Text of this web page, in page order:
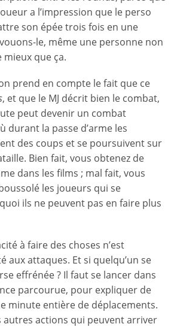
a l’impression que le perso
son épée trois fois en une
le, même une personne non
que ça.
prend en compte le fait que ce
, et que le MJ décrit bien le combat,
peut devenir un combat
durant la passe d’arme les
des coups et se poursuivent sur
Bien fait, vous obtenez de
dans les films ; mal fait, vous
les joueurs qui se
ils ne peuvent pas en faire plus
à faire des choses n’est
aux attaques. Et si quelqu’un se
effrénée ? Il faut se lancer dans
parcourue, pour expliquer de
minute entière de déplacements.
autres actions qui peuvent arriver